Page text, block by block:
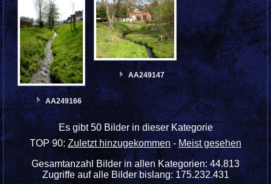
AA249166
AA249147
Es gibt 50 Bilder in dieser Kategorie
TOP 90: Zuletzt hinzugekommen -Meist gesehen
Gesamtanzahl Bilder in allen Kategorien: 44.813
Zugriffe auf alle Bilder bislang: 175.232.431